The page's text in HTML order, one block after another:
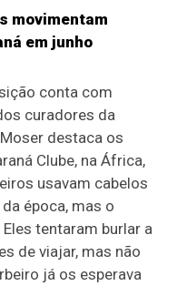
movimentam
em junho
conta com
curadores da
destaca os
Clube, na África,
usavam cabelos
época, mas o
tentaram burlar a
de viajar, mas não
já os esperava